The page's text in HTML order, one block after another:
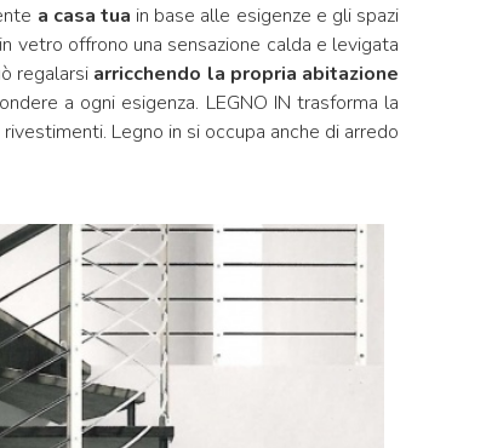
a casa tua in base alle esigenze e gli spazi
vetro offrono una sensazione calda e levigata
regalarsi arricchendo la propria abitazione
a ogni esigenza. LEGNO IN trasforma la
Legno in si occupa anche di arredo